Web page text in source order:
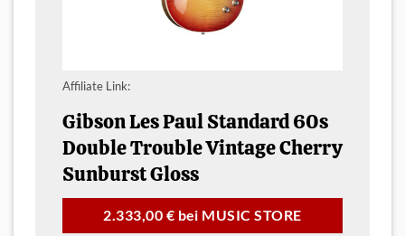
Affiliate Link:
Gibson Les Paul Standard 60s
Double Trouble Vintage Cherry
Sunburst Gloss
2.333,00 € bei MUSIC STORE